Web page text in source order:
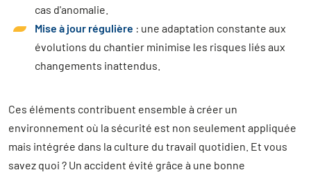
cas d'anomalie.
Mise à jour régulière : une adaptation constante aux
évolutions du chantier minimise les risques liés aux
changements inattendus.
Ces éléments contribuent ensemble à créer un
environnement où la sécurité est non seulement appliquée
mais intégrée dans la culture du travail quotidien. Et vous
savez quoi ? Un accident évité grâce à une bonne